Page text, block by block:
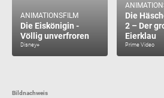
ANIMATIONSFILM
Die Eiskönigin -
Völlig unverfroren
Disney+
Die
2 – Der
Eierklau
Prime Video
Bildnachweis